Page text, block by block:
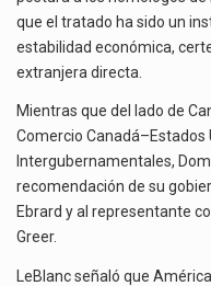
que el tratado ha sido un
estabilidad económica,
extranjera directa.
Mientras que del lado de
Comercio Canadá–Estados
Intergubernamentales,
recomendación de su
Ebrard y al representante
Greer.
LeBlanc señaló que